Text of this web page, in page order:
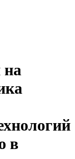
на
в